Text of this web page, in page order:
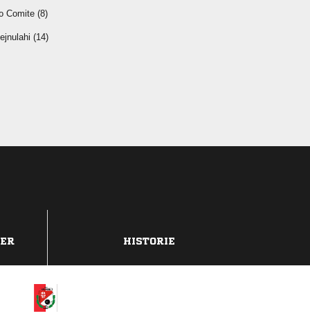
 

HISTORIE